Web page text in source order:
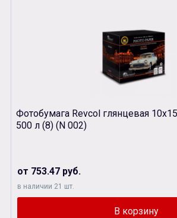
Фотобумага Revcol глянцевая
500 л (8) (N 002)
от 753.47 руб.
в наличии 21 шт.